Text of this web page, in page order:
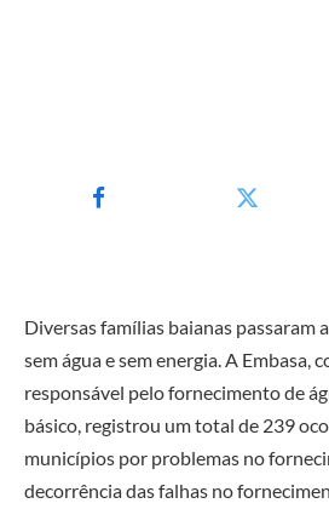
Diversas famílias baianas passaram
sem água e sem energia. A Embasa,
responsável pelo fornecimento de
básico, registrou um total de 239
municípios por problemas no
decorrência das falhas no